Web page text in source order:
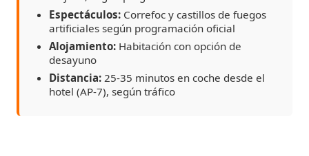
Espectáculos: Correfoc y castillos de fuegos
artificiales según programación oficial
Alojamiento: Habitación con opción de
desayuno
Distancia: 25-35 minutos en coche desde el
hotel (AP-7), según tráfico